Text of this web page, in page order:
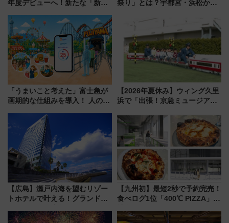
年度デビューへ！新たな「新幹
説【JR東日本】
祭り」とは？宇都宮・浜松から
を食べ比べ【7月25日・26日開
「うまいこと考えた」富士急が
画期的な仕組みを導入！ 人のか
ん」始動
【2026年夏休み】ウィング久里
浜で「出張！京急ミュージア
ラリーや子ども制服撮影も
【広島】瀬戸内海を望むリゾー
トホテルで叶える！グランドプ
ディング＆カジュアルパーティ
【九州初】最短2秒で予約完売！
食べログ1位「400℃ PIZZA」が
プン。もつ鍋風など限定メニュ